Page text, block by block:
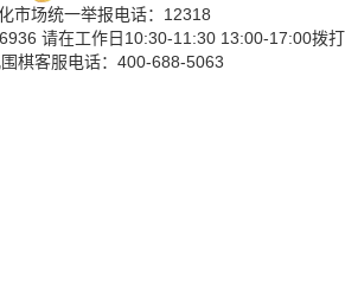
市场统一举报电话：12318
请在工作日10:30-11:30 13:00-17:00拨打
棋客服电话：400-688-5063